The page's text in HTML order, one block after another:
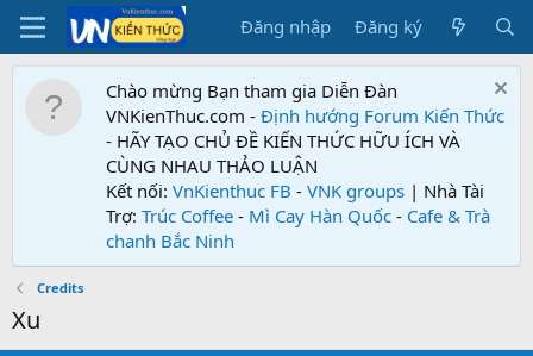
Đăng nhập Đăng ký
Chào mừng Bạn tham gia Diễn Đàn
VNKienThuc.com - Định hướng Forum Kiến Thức
- HÃY TẠO CHỦ ĐỀ KIẾN THỨC HỮU ÍCH VÀ
CÙNG NHAU THẢO LUẬN
Kết nối: VnKienthuc FB - VNK groups | Nhà Tài
Trợ: Trúc Coffee - Mì Cay Hàn Quốc - Cafe & Trà
chanh Bắc Ninh
Credits
Xu